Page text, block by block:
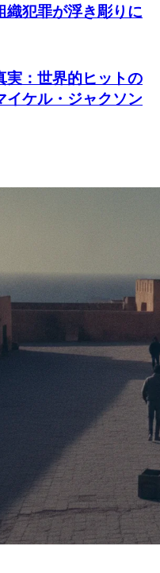
犯罪が浮き彫りに
実：世界的ヒットの
イケル・ジャクソン